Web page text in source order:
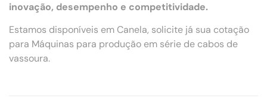
inovação, desempenho e competitividade.
Estamos disponíveis em Canela, solicite já sua cotação
para Máquinas para produção em série de cabos de
vassoura.